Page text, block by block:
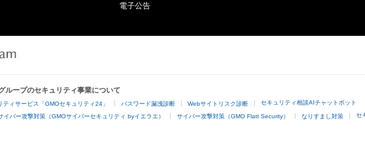
電子公告
ループのセキュリティ事業について
ィサービス「GMOセキュリティ24」 パスワード漏洩診断 Webサイトリスク診断 セキュリティ相談AIチャットボット
イバー攻撃対策（GMOサイバーセキュリティ byイエラエ） サイバー攻撃対策（GMO Flatt Security） なりすまし対策 セ